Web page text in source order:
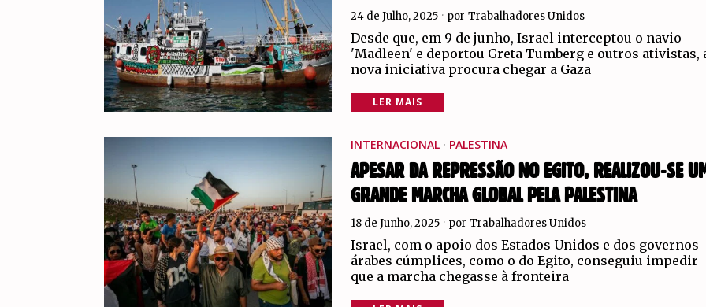
24 de Julho, 2025 por Trabalhadores Unidos
Desde que, em 9 de junho, Israel interceptou o navio
'Madleen' e deportou Greta Tumberg e outros ativistas,
nova iniciativa procura chegar a Gaza
LER MAIS
INTERNACIONAL · PALESTINA
APESAR DA REPRESSÃO NO EGITO, REALIZOU-SE
GRANDE MARCHA GLOBAL PELA PALESTINA
18 de Junho, 2025 por Trabalhadores Unidos
Israel, com o apoio dos Estados Unidos e dos governos
árabes cúmplices, como o do Egito, conseguiu impedir
que a marcha chegasse à fronteira